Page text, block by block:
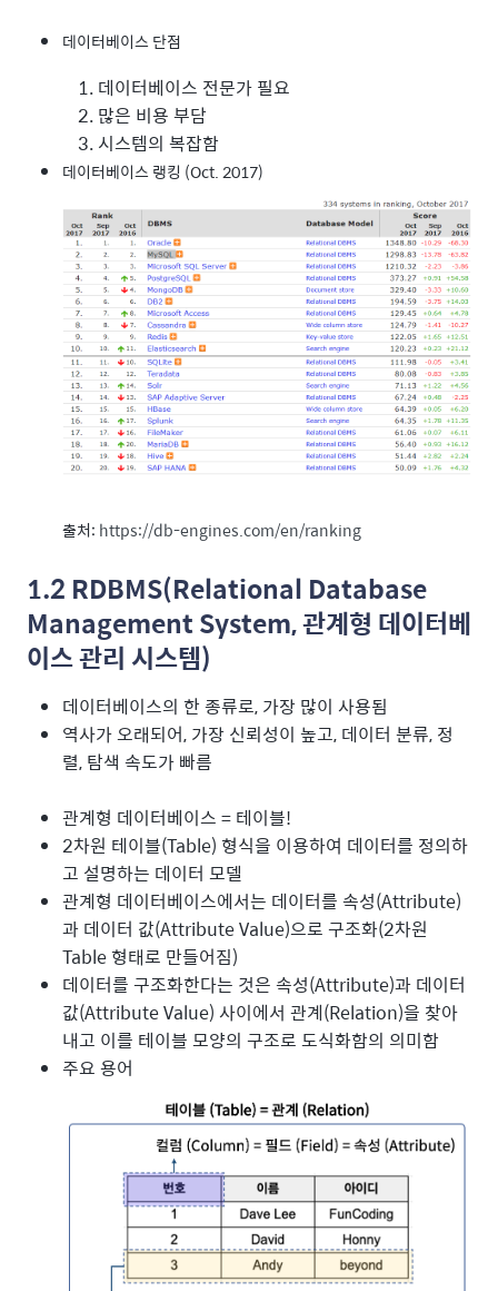
데이터베이스 단점
데이터베이스 전문가 필요
많은 비용 부담
시스템의 복잡함
데이터베이스 랭킹 (Oct. 2017)
출처: https://db-engines.com/en/ranking
1.2 RDBMS(Relational Database
Management System, 관계형 데이터베
이스 관리 시스템)
데이터베이스의 한 종류로, 가장 많이 사용됨
역사가 오래되어, 가장 신뢰성이 높고, 데이터 분류, 정
렬, 탐색 속도가 빠름
관계형 데이터베이스 = 테이블!
2차원 테이블(Table) 형식을 이용하여 데이터를 정의하
고 설명하는 데이터 모델
관계형 데이터베이스에서는 데이터를 속성(Attribute)
과 데이터 값(Attribute Value)으로 구조화(2차원
Table 형태로 만들어짐)
데이터를 구조화한다는 것은 속성(Attribute)과 데이터
값(Attribute Value) 사이에서 관계(Relation)을 찾아
내고 이를 테이블 모양의 구조로 도식화함의 의미함
주요 용어